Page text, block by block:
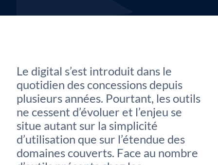
Le digital s’est introduit dans le
quotidien des concessions depuis
plusieurs années. Pourtant, les outils
ne cessent d’évoluer et l’enjeu se
situe autant sur la simplicité
d’utilisation que sur l’étendue des
domaines couverts. Face au nombre